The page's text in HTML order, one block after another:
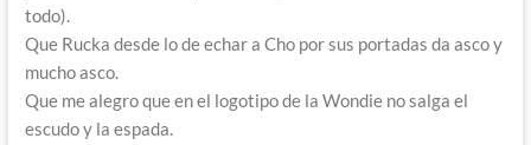
todo).
Que Rucka desde lo de echar a Cho por sus portadas da asco y
mucho asco.
Que me alegro que en el logotipo de la Wondie no salga el
escudo y la espada.